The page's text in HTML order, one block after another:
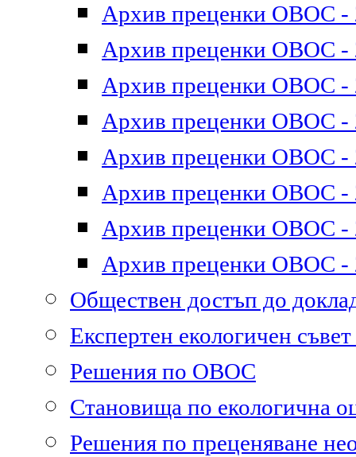
Архив преценки ОВОС -
Архив преценки ОВОС -
Архив преценки ОВОС -
Архив преценки ОВОС -
Архив преценки ОВОС -
Архив преценки ОВОС -
Архив преценки ОВОС -
Архив преценки ОВОС -
Обществен достъп до
Експертен екологичен
Решения по ОВОС
Становища по екологична
Решения по преценяване